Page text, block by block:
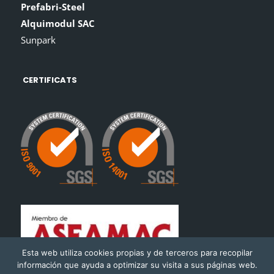
Prefabri-Steel
Alquimodul SAC
Sunpark
CERTIFICATS
Esta web utiliza cookies propias y de terceros para recopilar
información que ayuda a optimizar su visita a sus páginas web.